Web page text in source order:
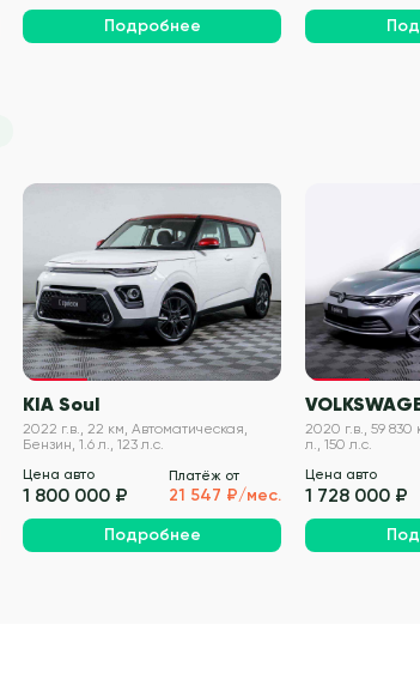
Подробнее
VIN проверен
KIA Soul
2022 г.в., 22 км, Автоматическая,
Бензин, 1.6 л., 123 л.с.
Цена авто
1 800 000 ₽
Платёж от
21 547 ₽/мес.
Подробнее
2020 г.в., 59 830
л., 150 л.с.
Цена авто
1 728 000 ₽